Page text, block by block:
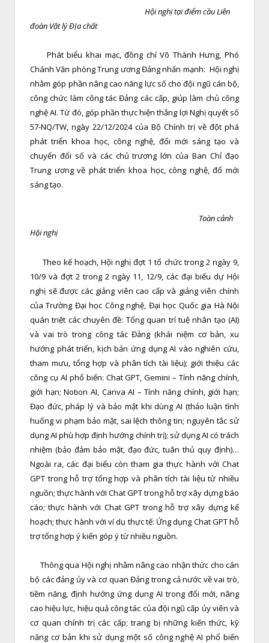
Hội nghị tại điểm cầu Liên
đoàn Vật lý ĐỊa chất
Phát biểu khai mạc, đồng chí Võ Thành Hưng, Phó
Chánh Văn phòng Trung ương Đảng nhấn mạnh: Hội nghị
nhằm góp phần nâng cao năng lực số cho đội ngũ cán bộ,
công chức làm công tác Đảng các cấp, giúp làm chủ công
nghệ AI. Từ đó, góp phần thực hiện thắng lợi Nghị quyết số
57-NQ/TW, ngày 22/12/2024 của Bộ Chính trị về đột phá
phát triển khoa học, công nghệ, đổi mới sáng tạo và
chuyển đổi số và các chủ trương lớn của Ban Chỉ đạo
Trung ương về phát triển khoa học, công nghệ, đổ mới
sáng tạo.
Toàn cảnh
Hội nghị
Theo kế hoạch, Hội nghị đợt 1 tổ chức trong 2 ngày 9,
10/9 và đợt 2 trong 2 ngày 11, 12/9, các đại biểu dự Hội
nghị sẽ được các giảng viên cao cấp và giảng viên chính
của Trường Đại học Công nghệ, Đại học Quốc gia Hà Nội
quán triệt các chuyên đề: Tổng quan trí tuệ nhân tạo (AI)
và vai trò trong công tác Đảng (khái niệm cơ bản, xu
hướng phát triển, kịch bản ứng dụng AI vào nghiên cứu,
tham mưu, tổng hợp và phân tích tài liệu); giới thiệu các
công cụ AI phổ biến: Chat GPT, Gemini – Tính năng chính,
giới hạn; Notion AI, Canva AI – Tính năng chính, giới hạn;
Đạo đức, pháp lý và bảo mật khi dùng AI (thảo luận tình
huống vi phạm bảo mật, sai lệch thông tin; nguyên tắc sử
dụng AI phù hợp định hướng chính trị); sử dụng AI có trách
nhiệm (bảo đảm bảo mật, đạo đức, tuân thủ quy định)…
Ngoài ra, các đại biểu còn tham gia thực hành với Chat
GPT trong hỗ trợ tổng hợp và phân tích tài liệu từ nhiều
nguồn; thực hành với Chat GPT trong hỗ trợ xây dựng báo
cáo; thực hành với Chat GPT trong hỗ trợ xây dựng kế
hoạch; thực hành với ví dụ thực tế: Ứng dụng Chat GPT hỗ
trợ tổng hợp ý kiến góp ý từ nhiều nguồn.
Thông qua Hội nghị nhằm nâng cao nhận thức cho cán
bộ các đảng ủy và cơ quan Đảng trong cả nước về vai trò,
tiềm năng, định hướng ứng dụng AI trong đổi mới, nâng
cao hiệu lực, hiệu quả công tác của đội ngũ cấp ủy viên và
cơ quan chính trị các cấp; trang bị những kiến thức, kỹ
năng cơ bản khi sử dụng một số công nghệ AI phổ biến